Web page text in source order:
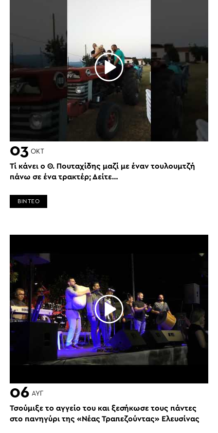
03 ΟΚΤ
Τί κάνει ο Θ. Πουταχίδης μαζί με έναν τουλουμτζή
πάνω σε ένα τρακτέρ; Δείτε…
ΒΙΝΤΕΟ
06 ΑΥΓ
Τσούμιξε το αγγείο του και ξεσήκωσε τους πάντες
στο πανηγύρι της «Νέας Τραπεζούντας» Ελευσίνας